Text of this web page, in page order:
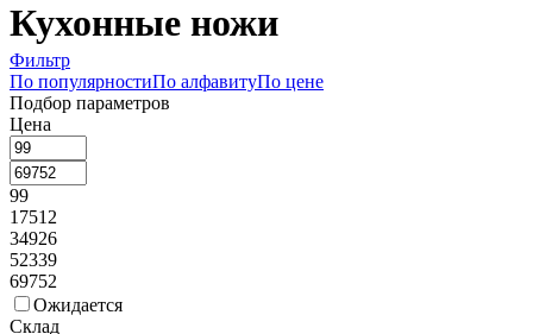
Кухонные ножи
Фильтр
По популярностиПо алфавитуПо цене
Подбор параметров
Цена
99
17512
34926
52339
69752
Ожидается
Склад